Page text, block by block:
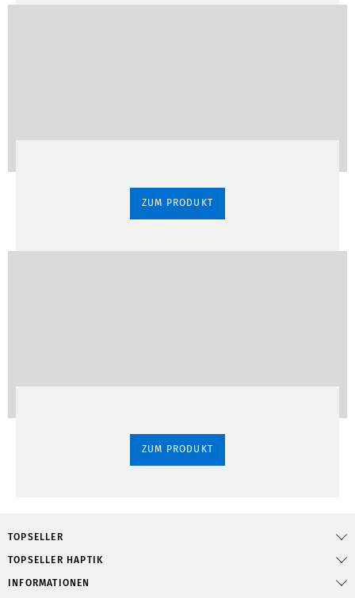
ZUM PRODUKT
ZUM PRODUKT
TOPSELLER
TOPSELLER HAPTIK
INFORMATIONEN